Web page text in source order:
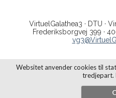
Websitet anvender cookies til
tredjepart.
VirtuelGalathea3 · DTU ·
Frederiksborgvej 399 ·